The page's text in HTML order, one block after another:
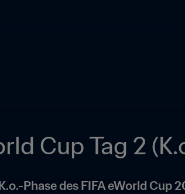
Cup Tag 2
Phase des FIFA eWorld Cup